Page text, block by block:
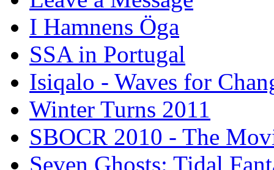
I Hamnens Öga
SSA in Portugal
Isiqalo - Waves for
Winter Turns 2011
SBOCR 2010 - The
Seven Ghosts: Tidal